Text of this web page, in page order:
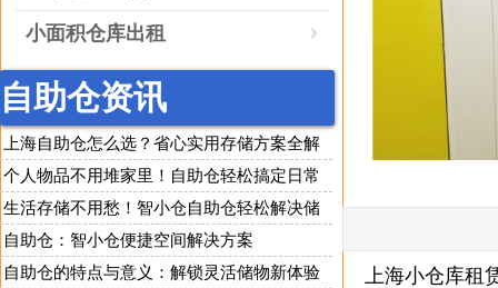
小面积仓库出租
上海小仓库租
自助仓资讯
上海自助仓怎么选？省心实用存储方案全解
析
个人物品不用堆家里！自助仓轻松搞定日常
寄存
生活存储不用愁！智小仓自助仓轻松解决储
物难题
自助仓：智小仓便捷空间解决方案
自助仓的特点与意义：解锁灵活储物新体验